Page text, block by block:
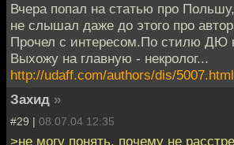
Вчера попал на статью про
не слышал даже до этого про
Прочел с интересом.По стилю ДЮ
Выхожу на главную - некролог...
http://udaff.com/authors/dis/5007.html
Захид »
#29 | 08.07.04 12:35
>не могу понять, почему не